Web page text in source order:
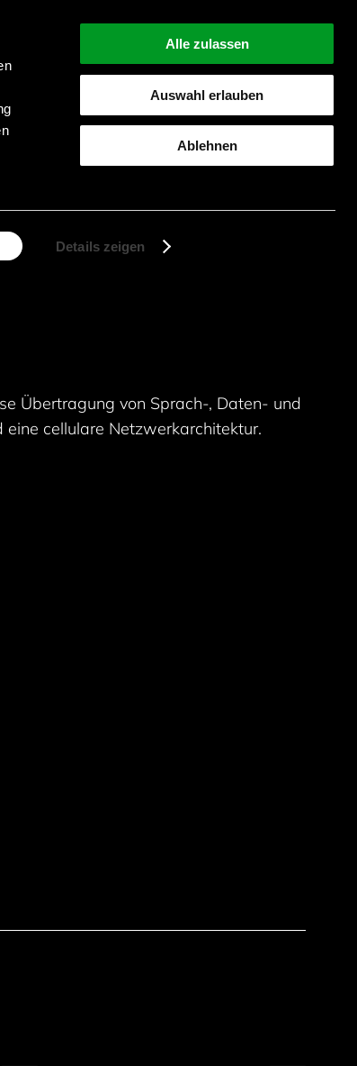
Details zeigen
Alle zulassen
Auswahl erlauben
Ablehnen
Suche starten
Übertragung von Sprach-, Daten- und
cellulare Netzwerkarchitektur.